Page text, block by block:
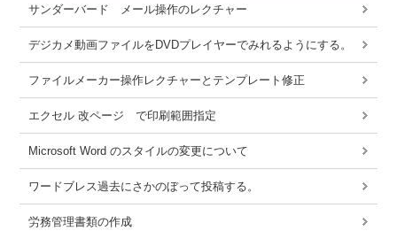
サンダーバード メール操作のレクチャー
デジカメ動画ファイルをDVDプレイヤーでみれるようにする。
ファイルメーカー操作レクチャーとテンプレート修正
エクセル 改ページ で印刷範囲指定
Microsoft Word のスタイルの変更について
ワードブレス過去にさかのぼって投稿する。
労務管理書類の作成